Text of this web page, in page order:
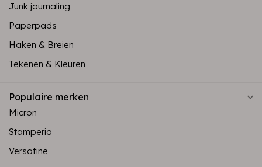
Junk journaling
Paperpads
Haken & Breien
Tekenen & Kleuren
Populaire merken
Micron
Stamperia
Versafine